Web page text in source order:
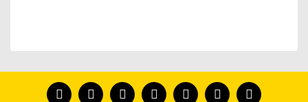
tanısın.
formunu kullanarak tarafımıza iletebilirsiniz.
Görüş ve önerileriniz için teşekkür ederiz.